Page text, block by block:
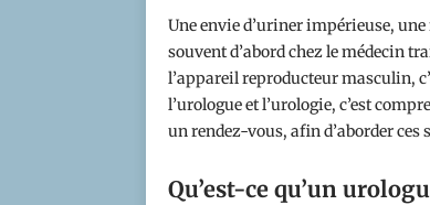
Une envie d’uriner impérieuse,
souvent d’abord chez le médecin
l’appareil reproducteur masculin,
l’urologue et l’urologie, c’est
un rendez-vous, afin d’aborder
Qu’est-ce qu’un